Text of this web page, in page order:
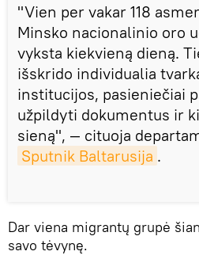
"Vien per vakar 118
Minsko nacionalinio oro
vyksta kiekvieną dieną.
išskrido individualia
institucijos, pasieniečiai
užpildyti dokumentus ir
sieną", — cituoja
Sputnik Baltarusija .
Dar viena migrantų grupė
savo tėvynę.